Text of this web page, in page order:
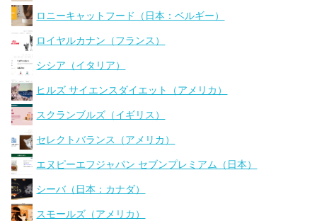
ロニーキャットフード（日本：ベルギー）
ロイヤルカナン（フランス）
シシア（イタリア）
ヒルズ サイエンスダイエット（アメリカ）
スクランブルズ（イギリス）
セレクトバランス（アメリカ）
エヌピーエフジャパン セブンプレミアム（日本）
シーバ（日本：カナダ）
スモールズ（アメリカ）